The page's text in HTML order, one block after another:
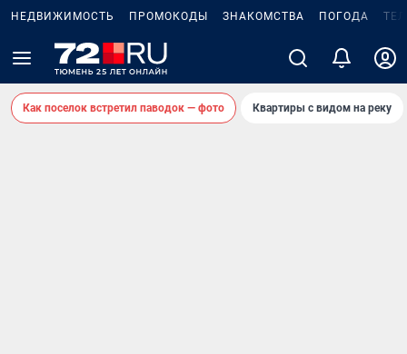
НЕДВИЖИМОСТЬ ПРОМОКОДЫ ЗНАКОМСТВА ПОГОДА
Как поселок встретил паводок — фото Квартиры с видом на реку